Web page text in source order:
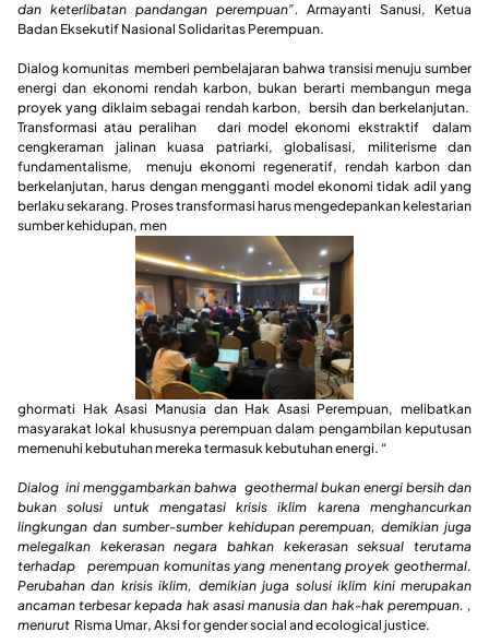
dan keterlibatan pandangan perempuan”.Armayanti Sanusi, Ketua
Badan Eksekutif Nasional Solidaritas Perempuan.
Dialog komunitas memberi pembelajaran bahwa transisi menuju sumber
energi dan ekonomi rendah karbon, bukan berarti membangun mega
proyek yang diklaim sebagai rendah karbon, bersih dan berkelanjutan.
Transformasi atau peralihan dari model ekonomi ekstraktif dalam
cengkeraman jalinan kuasa patriarki, globalisasi, militerisme dan
fundamentalisme, menuju ekonomi regeneratif, rendah karbon dan
berkelanjutan, harus dengan mengganti model ekonomi tidak adil yang
berlaku sekarang. Proses transformasi harus mengedepankan kelestarian
sumber kehidupan, men
ghormati Hak Asasi Manusia dan Hak Asasi Perempuan, melibatkan
masyarakat lokal khususnya perempuan dalam pengambilan keputusan
memenuhi kebutuhan mereka termasuk kebutuhan energi. “
Dialog ini menggambarkan bahwa geothermal bukan energi bersih dan
bukan solusi untuk mengatasi krisis iklim karena menghancurkan
lingkungan dan sumber-sumber kehidupan perempuan, demikian juga
melegalkan kekerasan negara bahkan kekerasan seksual terutama
terhadap perempuan komunitas yang menentang proyek geothermal.
Perubahan dan krisis iklim, demikian juga solusi iklim kini merupakan
ancaman terbesar kepada hak asasi manusia dan hak-hak perempuan. ,
menurut Risma Umar, Aksi for gender social and ecological justice.